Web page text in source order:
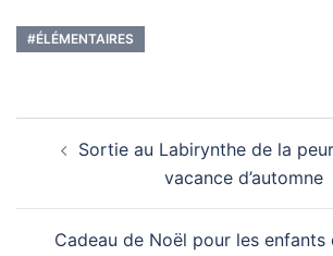
#ÉLÉMENTAIRES
d’articleSortie au Labirynthe de la
vacance d’automne
Cadeau de Noël pour les enfants